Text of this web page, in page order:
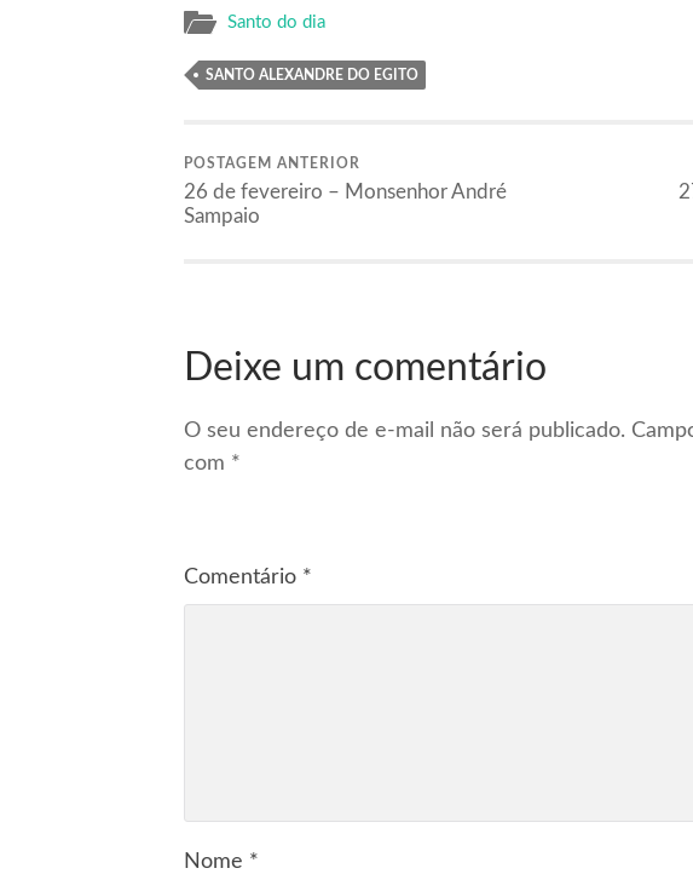
Santo do dia
SANTO ALEXANDRE DO EGITO
POSTAGEM ANTERIOR
26 de fevereiro – Monsenhor André
Sampaio
Deixe um comentário
O seu endereço de e-mail não será publicado.
com *
Comentário *
Nome *